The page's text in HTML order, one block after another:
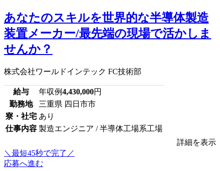
あなたのスキルを世界的な半導体製造
装置メーカー/最先端の現場で活かしま
せんか？
株式会社ワールドインテック FC技術部
給与 年収例4,430,000円
勤務地
三重県 四日市市
寮・社宅 あり
仕事内容 製造エンジニア / 半導体工場系工場
詳細を表示
＼最短45秒で完了／
応募へ進む